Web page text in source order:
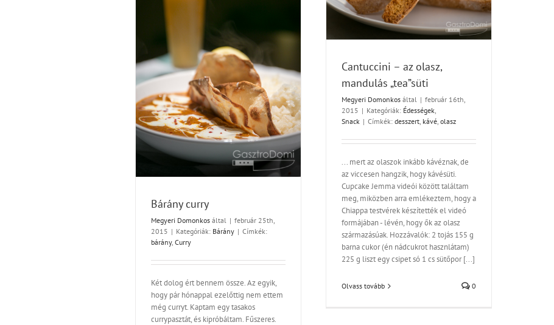
Bárány curry
Megyeri Domonkos által | február 25th,
2015 | Kategóriák: Bárány | Címkék:
bárány, Curry
Két dolog ért bennem össze. Az egyik,
hogy pár hónappal ezelőttig nem ettem
még curryt. Kaptam egy tasakos
currypasztát, és kipróbáltam. Fűszeres.
Cantuccini – az olasz,
mandulás „tea”süti
Megyeri Domonkos által | február 16th,
2015 | Kategóriák: Édességek
Snack | Címkék: desszert kávé olasz
... mert az olaszok inkább kávéznak, de
az viccesen hangzik, hogy kávésüti.
Cupcake Jemma videói között találtam
meg, miközben arra emlékeztem, hogy a
Chiappa testvérek készítették el videó
formájában - lévén, hogy ők az olasz
származásúak. Hozzávalók: 2 tojás 155 g
barna cukor (én nádcukrot hasznlátam)
225 g liszt egy csipet só 1 cs sütőpor [...]
Olvass tovább 0